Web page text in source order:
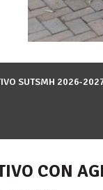
SUTSMH 2026-
CON